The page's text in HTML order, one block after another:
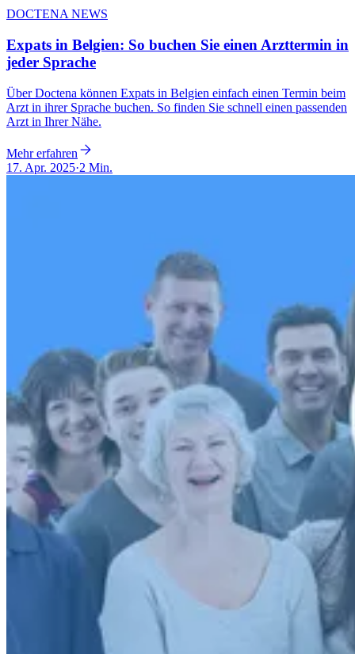
DOCTENA NEWS
Expats in Belgien: So buchen Sie einen Arzttermin in
jeder Sprache
Über Doctena können Expats in Belgien einfach einen Termin beim
Arzt in ihrer Sprache buchen. So finden Sie schnell einen passenden
Arzt in Ihrer Nähe.
Mehr erfahren
17. Apr. 2025·2 Min.